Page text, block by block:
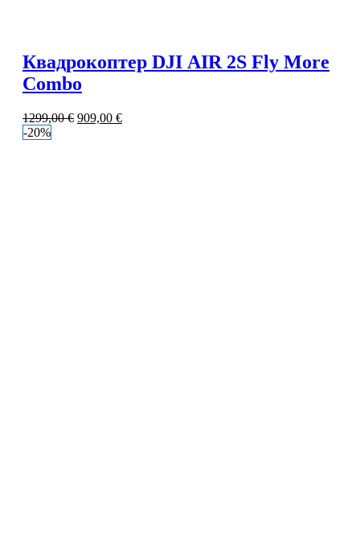
Квадрокоптер DJI AIR 2S Fly More
Combo
1299,00€ 909,00 €
-20%